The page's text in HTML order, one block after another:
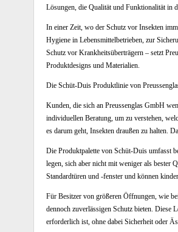
Lösungen, die Qualität und Funktionalität in
In einer Zeit, wo der Schutz vor Insekten
Hygiene in Lebensmittelbetrieben, zur
Schutz vor Krankheitsüberträgern – setzt
Produktdesigns und Materialien.
Die Schüt-Duis Produktlinie von
Kunden, die sich an Preussenglas GmbH
individuellen Beratung, um zu verstehen,
es darum geht, Insekten draußen zu halten.
Die Produktpalette von Schüt-Duis umfasst
legen, sich aber nicht mit weniger als bester
Standardtüren und -fenster und können
Für Besitzer von größeren Öffnungen, wie
dennoch zuverlässigen Schutz bieten. Diese
erforderlich ist, ohne dabei Sicherheit oder